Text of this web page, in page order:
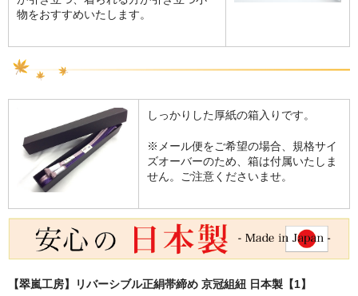
物をおすすめいたします。
しっかりした厚紙の箱入りです。
※メール便をご希望の場合、規格サイ
ズオーバーのため、箱は付属いたしま
せん。ご注意くださいませ。
【翠嵐工房】リバーシブル正絹帯締め 京冠組紐 日本製【1】